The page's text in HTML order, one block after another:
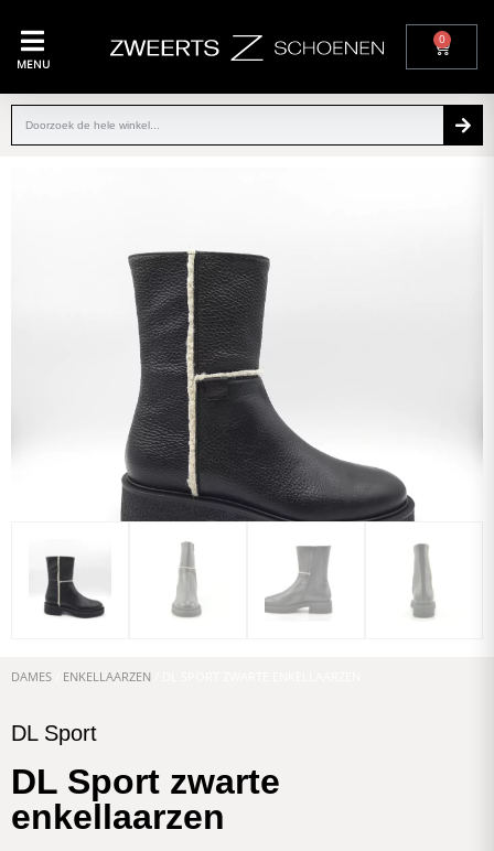
MENU
0
DAMES ENKELLAARZEN
DL Sport
DL Sport zwarte
enkellaarzen